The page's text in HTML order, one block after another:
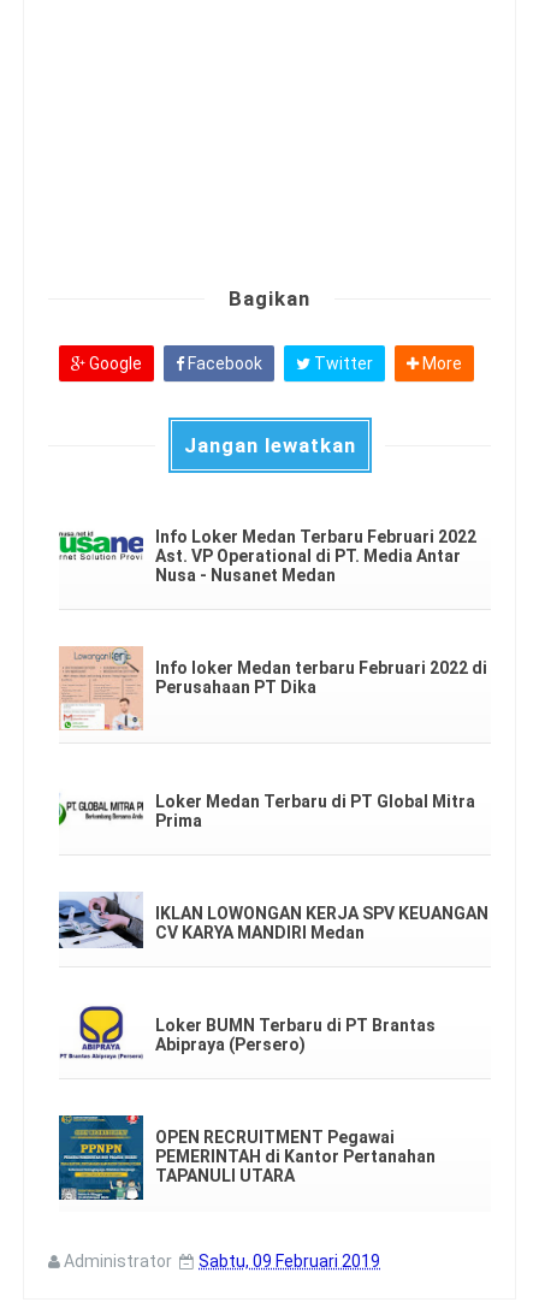
Bagikan
Google Facebook Twitter More
Jangan lewatkan
Info Loker Medan Terbaru Februari 2022
Ast. VP Operational di PT. Media Antar
Nusa - Nusanet Medan
Info loker Medan terbaru Februari 2022 di
Perusahaan PT Dika
Loker Medan Terbaru di PT Global Mitra
Prima
IKLAN LOWONGAN KERJA SPV KEUANGAN
CV KARYA MANDIRI Medan
Loker BUMN Terbaru di PT Brantas
Abipraya (Persero)
OPEN RECRUITMENT Pegawai
PEMERINTAH di Kantor Pertanahan
TAPANULI UTARA
Administrator Sabtu, 09 Februari 2019